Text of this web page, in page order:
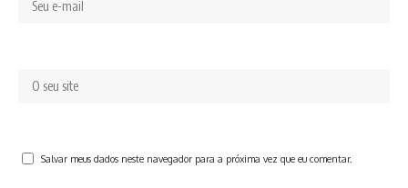
Salvar meus dados neste navegador para a próxima vez que eu comentar.